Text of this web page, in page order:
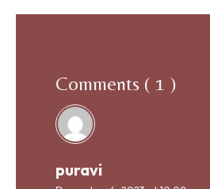
Comments ( 1 )
puravi